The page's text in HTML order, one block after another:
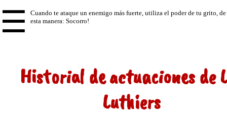
☰
Historial de actuaciones de
Luthiers